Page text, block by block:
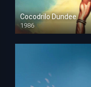
Cocodrilo Dundee
1986
HD 1080p